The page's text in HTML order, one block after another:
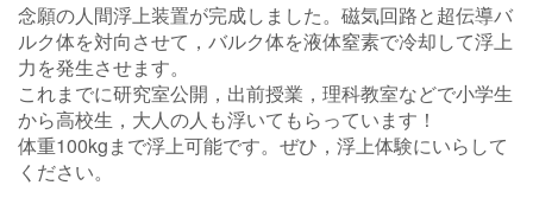
念願の人間浮上装置が完成しました。磁気回路と超伝導バ
ルク体を対向させて，バルク体を液体窒素で冷却して浮上
力を発生させます。
これまでに研究室公開，出前授業，理科教室などで小学生
から高校生，大人の人も浮いてもらっています！
体重100kgまで浮上可能です。ぜひ，浮上体験にいらして
ください。